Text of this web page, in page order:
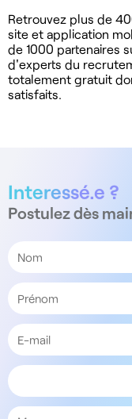
Retrouvez plus de
site et application
de 1000 partenaires
d'experts du
totalement gratuit
satisfaits.
Interessé.e ?
Postulez dès